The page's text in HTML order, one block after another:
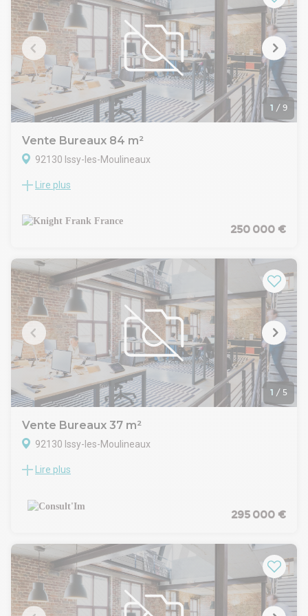
Climatisation
Plateau livré en bon état d'usage avec cloisons amovibles
13 places de parkings en sous-sol en sus du P. Vente bureaux
CONDITIONS FINANCIERES :
Prix Net vendeur : 3 500 000 € HD/HH parkings inclus
TVA sur marge récupérable
Honoraires en sus à la charge de l'acquéreur : 3,5% HT HD du
prix de vente
Disponibilité : Immédiate
1 / 9
Vente Bureaux 84 m²
92130 Issy-les-Moulineaux
Knight Frank vous propose une surface de bureaux à
Corentin Celton, offrant un accès rapide au boulevard
périphérique (Porte d'Issy) et idéalement situé à proximité du
qualité et de restaurants, à 2 pas de la Mairie et des Ecoles.
La surface de bureaux de 84 m², en très bon état et atypique,
est répartie sur deux niveaux dans un immeuble de bon
standing avec ascenseur.
Elle comprend un open space, un grand bureau de direction,
et une salle de réunion.
Plusieurs places de parking à la location sont disponibles au
sein de l'immeuble.
Pour plus d'informations et pour organiser une visite,
n'hésitez pas à nous contacter.
Lire plus
250 000 €
1 / 5
Vente Bureaux 37 m²
92130 Issy-les-Moulineaux
A toute proximité du RER C, et au pied d''un immeuble
CARACTERISTIQUES DE L'OFFRE
Bon emplacement : supermarché Casino, salle de Sport, T2,
Double-vitrage anti effraction
Stores métalliques
Toute activité autorisée à l'exception de restauration chaude
7m de linéaire de vitrine
Ancienne activité : Institut de beauté donc idéal pour ce
Lire plus
295 000 €